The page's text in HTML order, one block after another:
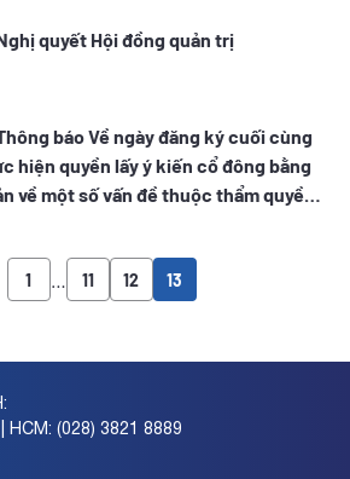
quyết Hội đồng quản trị
báo Về ngày đăng ký cuối cùng
hiện quyền lấy ý kiến cổ đông bằng
về một số vấn đề thuộc thẩm quyền
1 11 12 13
HCM: (028) 3821 8889